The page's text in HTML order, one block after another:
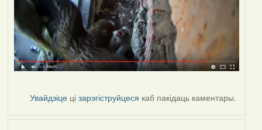
Увайдзіце цізарэгіструйцеся каб пакідаць каментары.